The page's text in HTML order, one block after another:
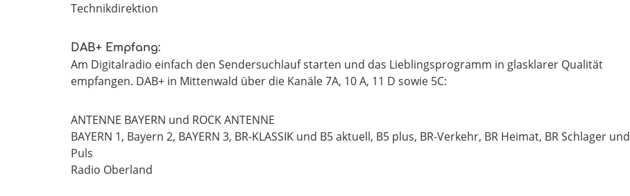
Technikdirektion
DAB+ Empfang:
Am Digitalradio einfach den Sendersuchlauf starten und das Lieblingsprogramm in glasklarer Qualität
empfangen. DAB+ in Mittenwald über die Kanäle 7A, 10 A, 11 D sowie 5C:
ANTENNE BAYERN und ROCK ANTENNE
BAYERN 1, Bayern 2, BAYERN 3, BR-KLASSIK und B5 aktuell, B5 plus, BR-Verkehr, BR Heimat, BR Schlager und
Puls
Radio Oberland